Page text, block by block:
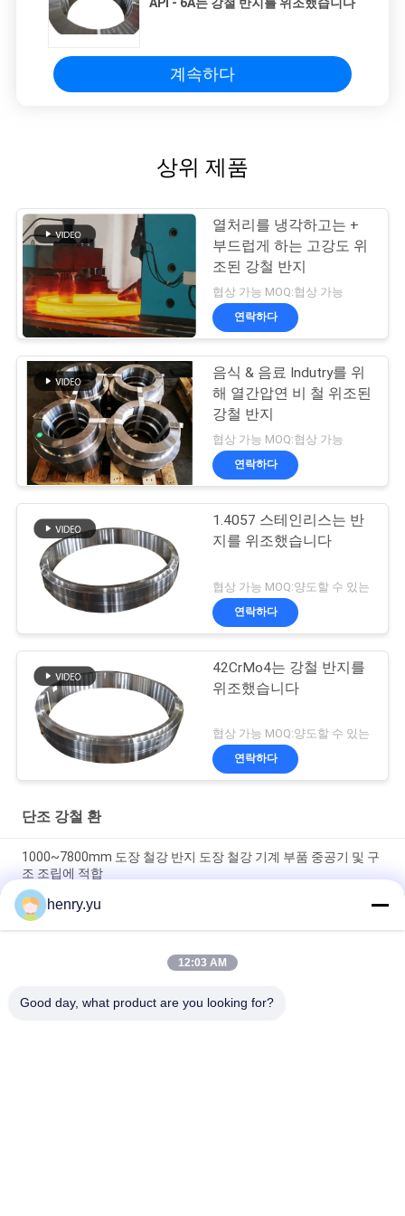
API - 6A는 강철 반지를 위조했습니다
계속하다
상위 제품
열처리를 냉각하고는 +
부드럽게 하는 고강도 위
조된 강철 반지
협상 가능 MOQ:협상 가능
연락하다
음식 & 음료 Indutry를 위
해 열간압연 비 철 위조된
강철 반지
협상 가능 MOQ:협상 가능
연락하다
1.4057 스테인리스는 반
지를 위조했습니다
협상 가능 MOQ:양도할 수 있는
연락하다
42CrMo4는 강철 반지를
위조했습니다
협상 가능 MOQ:양도할 수 있는
연락하다
단조 강철 환
1000~7800mm 도장 철강 반지 도장 철강 기계 부품 중공기 및 구
조 조립에 적합
고도의 기계 표준을 충족하도록 설계 된 1000-7800mm의 차원 정
확도를 제공하는 42CrMo4 가조 철강 가조 반지
강도 240320 두께 250mm의 도장 철강 반지 중공업 용도의 요구
henry.yu
12:03 AM
Good day, what product are you looking for?